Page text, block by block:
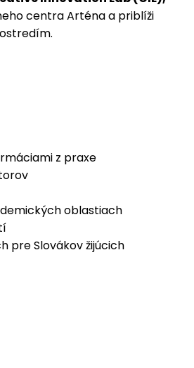
centra Arténa a priblíži
z praxe
oblastiach
pre Slovákov žijúcich